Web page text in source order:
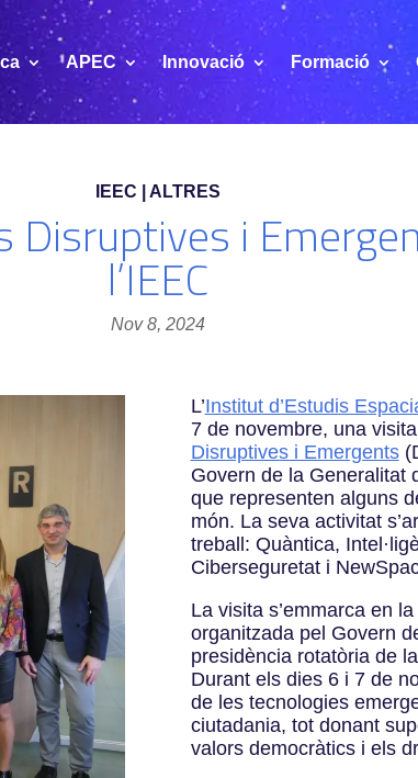
APEC Innovació Formació
IEEC | ALTRES
Disruptives i
l’IEEC
Nov 8, 2024
L’Institut d’Estudis
7 de novembre, una visita
Disruptives i Emergents
Govern de la Generalitat
que representen alguns
món. La seva activitat
treball: Quàntica,
Ciberseguretat i
La visita s’emmarca en
organitzada pel Govern
presidència rotatòria de
Durant els dies 6 i 7 de
de les tecnologies
ciutadania, tot donant
valors democràtics i els